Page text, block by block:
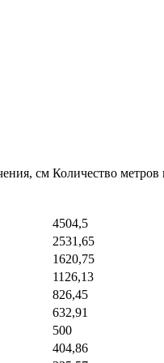
см Количество метров
4504,5
2531,65
1620,75
1126,13
826,45
632,91
500
404,86